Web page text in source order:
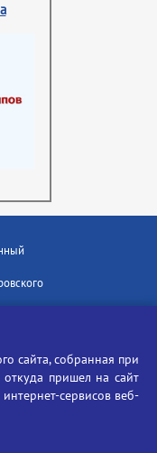
85сайта, собранная при
пришел на сайт
сервисов веб-